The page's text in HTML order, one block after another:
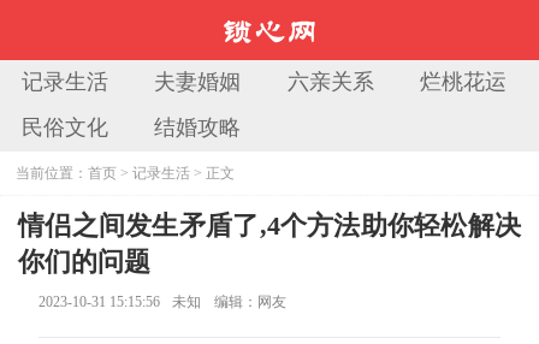
记录生活 夫妻婚姻 六亲关系
烂桃花运
民俗文化
结婚攻略
当前位置：首页 >记录生活 > 正文
情侣之间发生矛盾了,4个方法助你轻松解决
你们的问题
2023-10-31 15:15:56 未知 编辑：网友